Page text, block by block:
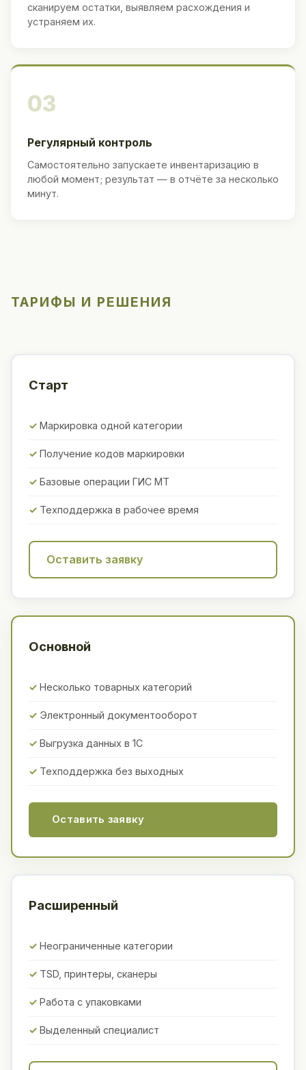
сканируем остатки, выявляем расхождения и
устраняем их.
03
Регулярный контроль
Самостоятельно запускаете инвентаризацию в
любой момент; результат — в отчёте за несколько
минут.
ТАРИФЫ И РЕШЕНИЯ
Старт
Маркировка одной категории
Получение кодов маркировки
Базовые операции ГИС МТ
Техподдержка в рабочее время
Оставить заявку
Основной
Несколько товарных категорий
Электронный документооборот
Выгрузка данных в 1С
Техподдержка без выходных
Оставить заявку
Расширенный
Неограниченные категории
TSD, принтеры, сканеры
Работа с упаковками
Выделенный специалист